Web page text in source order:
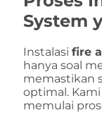
System
Instalasi fire
hanya soal
memastikan
optimal.
memulai